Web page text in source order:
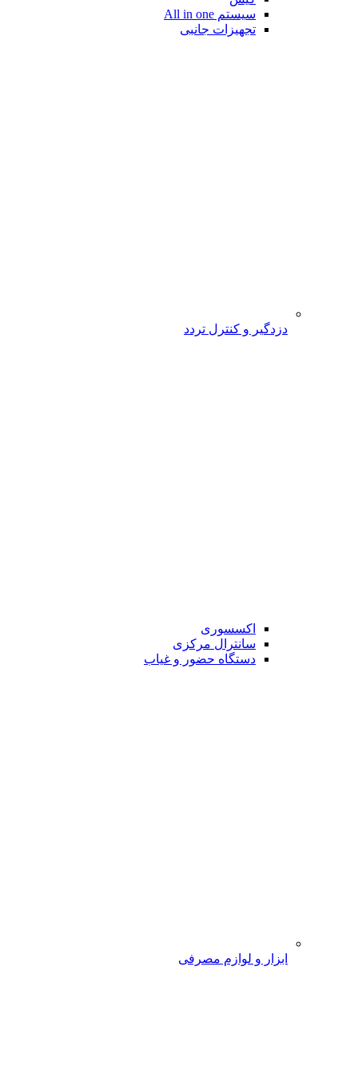
سیستم All in one
تجهیزات جانبی
دزدگیر و کنترل تردد
اکسسوری
سانترال مرکزی
دستگاه حضور و غیاب
ابزار و لوازم مصرفی